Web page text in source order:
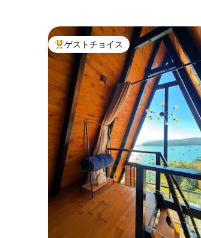
大好評のゲストチョイスです。
ゲストチョイス